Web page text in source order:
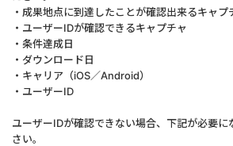
・成果地点に到達したことが確認出来るキャプ
・ユーザーIDが確認できるキャプチャ
・条件達成日
・ダウンロード日
・キャリア（iOS／Android）
・ユーザーID
ユーザーIDが確認できない場合、下記が必要
さい。